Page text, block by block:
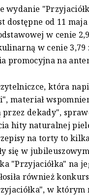
wydanie
dostępne od 11
w cenie
w cenie 3,79
promocyjna na
która
materiał
przez dekady",
hity naturalnej
na torty to
się w
"Przyjaciółka" na
również
w którym